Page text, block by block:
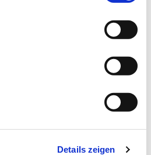
Details zeigen
viele Jahre unbemerkt in